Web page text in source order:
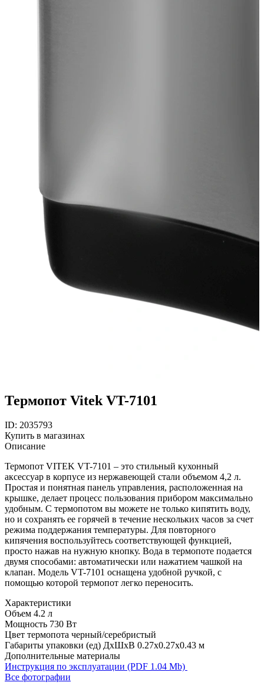
Термопот Vitek VT-7101
ID: 2035793
Купить в магазинах
Описание
Термопот VITEK VT-7101 – это стильный кухонный
аксессуар в корпусе из нержавеющей стали объемом 4,2 л.
Простая и понятная панель управления, расположенная на
крышке, делает процесс пользования прибором максимально
удобным. С термопотом вы можете не только кипятить воду,
но и сохранять ее горячей в течение нескольких часов за счет
режима поддержания температуры. Для повторного
кипячения воспользуйтесь соответствующей функцией,
просто нажав на нужную кнопку. Вода в термопоте подается
двумя способами: автоматически или нажатием чашкой на
клапан. Модель VT-7101 оснащена удобной ручкой, с
помощью которой термопот легко переносить.
Характеристики
Объем 4.2 л
Мощность 730 Вт
Цвет термопота черный/серебристый
Габариты упаковки (ед) ДхШхВ 0.27x0.27x0.43 м
Дополнительные материалы
Инструкция по эксплуатации (PDF 1.04 Mb)
Все фотографии